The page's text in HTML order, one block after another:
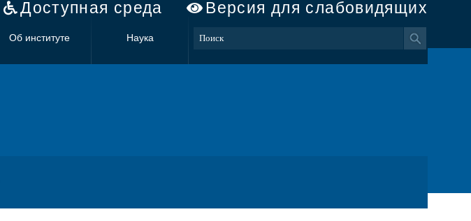
Доступная среда Версия для слабовидящих
Об институте Наука